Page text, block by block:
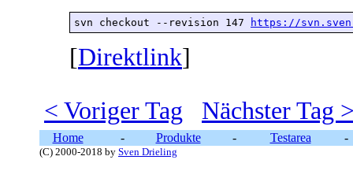
svn checkout --revision 147 https://
[Direktlink]
< Voriger Tag
Nächster Tag
Home - Produkte - Testarea -
(C) 2000-2018 by Sven Drieling